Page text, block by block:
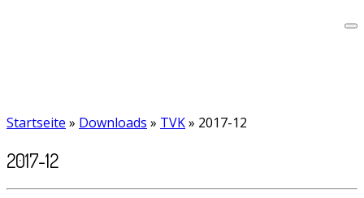
Startseite » Downloads » TVK» 2017-12
2017-12